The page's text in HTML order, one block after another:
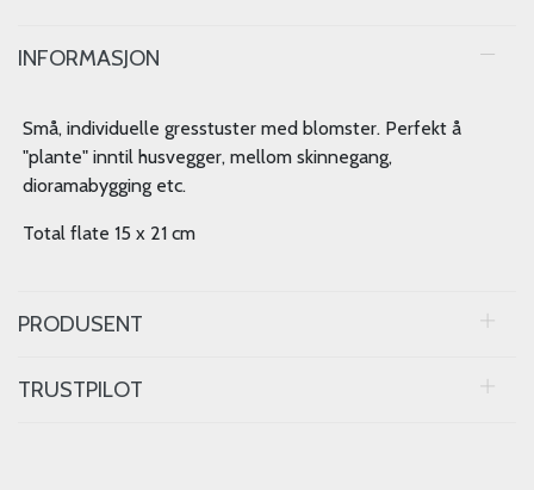
INFORMASJON
Små, individuelle gresstuster med blomster. Perfekt å
"plante" inntil husvegger, mellom skinnegang,
dioramabygging etc.
Total flate 15 x 21 cm
PRODUSENT
TRUSTPILOT